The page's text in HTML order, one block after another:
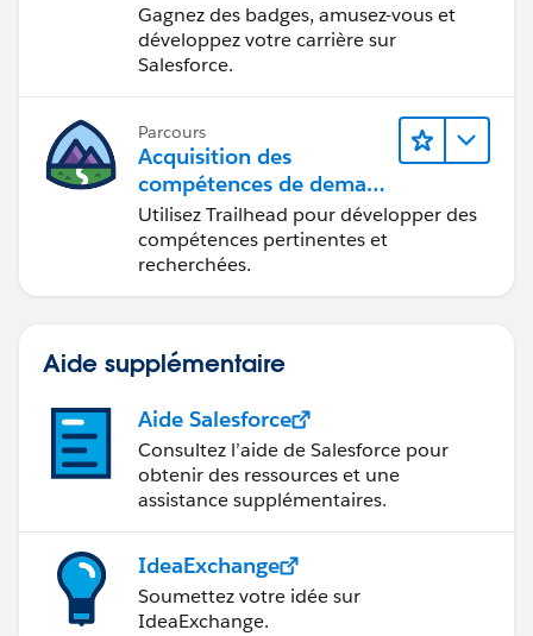
Gagnez des badges, amusez-vous et
développez votre carrière sur
Salesforce.
Parcours
Acquisition des
compétences de demain
avec Trailhead
Utilisez Trailhead pour développer des
compétences pertinentes et
recherchées.
Aide supplémentaire
Aide Salesforce
Consultez l’aide de Salesforce pour
obtenir des ressources et une
assistance supplémentaires.
IdeaExchange
Soumettez votre idée sur
IdeaExchange.